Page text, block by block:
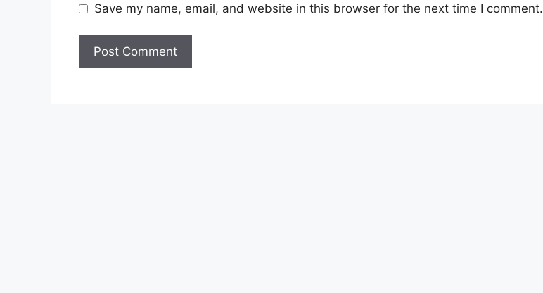
Save my name, email, and website in this browser for the next time I comment.